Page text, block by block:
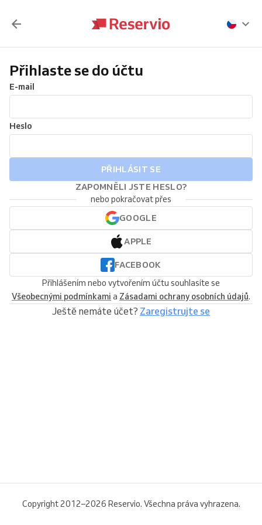
Přihlaste se do účtu
E-mail
Heslo
PŘIHLÁSIT SE
ZAPOMNĚLI JSTE HESLO?
nebo pokračovat přes
GOOGLE
APPLE
FACEBOOK
Přihlášením nebo vytvořením účtu souhlasíte se
Všeobecnými podmínkami a Zásadami ochrany osobních údajů.
Ještě nemáte účet? Zaregistrujte se
Copyright 2012–2026 Reservio. Všechna práva vyhrazena.